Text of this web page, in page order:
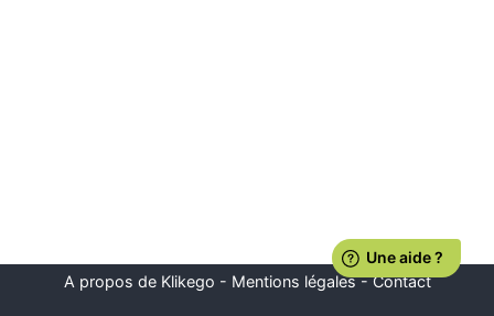
A propos de Klikego - Mentions légales-Contact